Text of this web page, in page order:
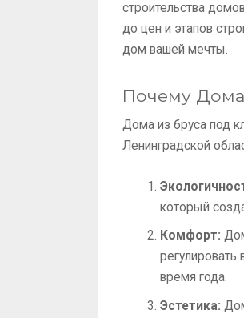
строительства
до цен и этапов
дом вашей мечты.
Почему
Дома из бруса под
Ленинградской
который
Комфорт:
время года.
Эстетика: